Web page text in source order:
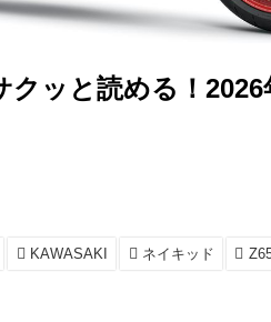
クッと読める！
KAWASAKI ネイキッド